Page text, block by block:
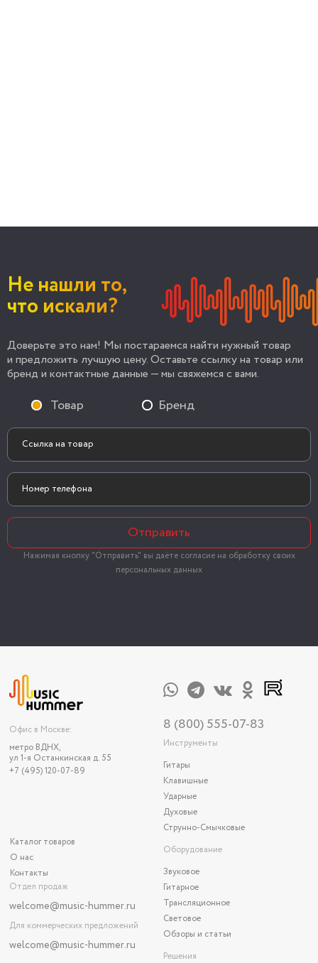
Не нашли то,
что искали?
Доверьте это нам! Мы постараемся найти нужный товар
и предложить лучшую цену. Оставьте ссылку на товар или
бренд и контактные данные — мы свяжемся с вами.
Товар Бренд
Отправить
Нажимая кнопку "Отправить" вы даёте согласие на обработку своих
персональных данных
Офис в Москве:
метро ВДНХ,
ул 1-я Останкинская д. 55
+7 (495) 120-07-89
Каталог товаров
О нас
Контакты
Отдел продаж
welcome@music-hummer.ru
Для коммерческих предложений
welcome@music-hummer.ru
8 (800) 555-07-83
Инструменты
Гитары
Клавишные
Ударные
Духовые
Струнно-Смычковые
Оборудование
Звуковое
Гитарное
Трансляционное
Световое
Обзоры и статьи
Решения